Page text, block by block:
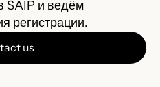
SAIP и ведём
регистрации.
us